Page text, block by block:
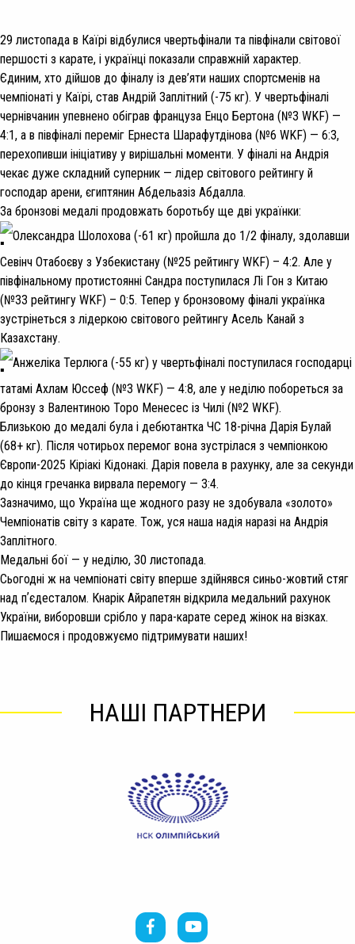
29 листопада в Каїрі відбулися чвертьфінали та півфінали світової
першості з карате, і українці показали справжній характер.
Єдиним, хто дійшов до фіналу із дев’яти наших спортсменів на
чемпіонаті у Каїрі, став Андрій Заплітний (-75 кг). У чвертьфіналі
чернівчанин упевнено обіграв француза Енцо Бертона (№3 WKF) —
4:1, а в півфіналі переміг Ернеста Шарафутдінова (№6 WKF) — 6:3,
перехопивши ініціативу у вирішальні моменти. У фіналі на Андрія
чекає дуже складний суперник — лідер світового рейтингу й
господар арени, єгиптянин Абдельазіз Абдалла.
За бронзові медалі продовжать боротьбу ще дві українки:
Олександра Шолохова (-61 кг) пройшла до 1/2 фіналу, здолавши
Севінч Отабоєву з Узбекистану (№25 рейтингу WKF) – 4:2. Але у
півфінальному протистоянні Сандра поступилася Лі Гон з Китаю
(№33 рейтингу WKF) – 0:5. Тепер у бронзовому фіналі українка
зустрінеться з лідеркою світового рейтингу Асель Канай з
Казахстану.
Анжеліка Терлюга (-55 кг) у чвертьфіналі поступилася господарці
татамі Ахлам Юссеф (№3 WKF) — 4:8, але у неділю побореться за
бронзу з Валентиною Торо Менесес із Чилі (№2 WKF).
Близькою до медалі була і дебютантка ЧС 18-річна Дарія Булай
(68+ кг). Після чотирьох перемог вона зустрілася з чемпіонкою
Європи-2025 Кіріакі Кідонакі. Дарія повела в рахунку, але за секунди
до кінця гречанка вирвала перемогу — 3:4.
Зазначимо, що Україна ще жодного разу не здобувала «золото»
Чемпіонатів світу з карате. Тож, уся наша надія наразі на Андрія
Заплітного.
Медальні бої — у неділю, 30 листопада.
Сьогодні ж на чемпіонаті світу вперше здійнявся синьо-жовтий стяг
над пʼєдесталом. Кнарік Айрапетян відкрила медальний рахунок
України, виборовши срібло у пара-карате серед жінок на візках.
Пишаємося і продовжуємо підтримувати наших!
НАШІ ПАРТНЕРИ